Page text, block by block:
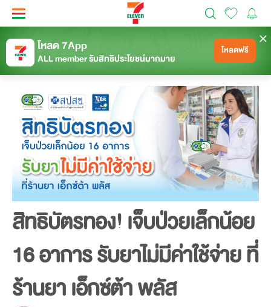
โหลด 7App
ALL member รับสิทธิประโยชน์มากมาย
โหลดฟรี
กลับ 14.3 k แชร์
สิทธิบัตรทอง! เจ็บป่วยเล็กน้อย
16 อาการ รับยาไม่มีค่าใช้จ่าย ที่
ร้านยา เอ็กซ์ต้า พลัส